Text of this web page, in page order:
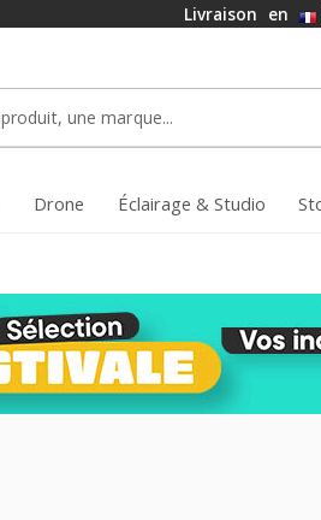
Livraison en
Drone Éclairage & Studio